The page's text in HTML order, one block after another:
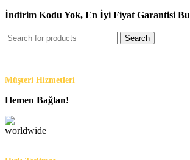
İndirim Kodu Yok, En İyi Fiyat Garantisi
Search
Müşteri Hizmetleri
Hemen Bağlan!